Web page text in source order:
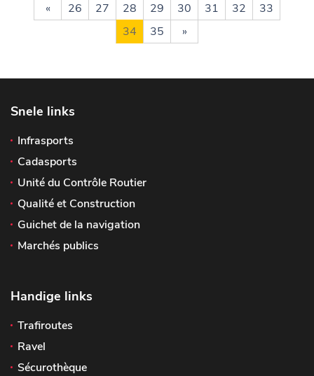
« 26 27 28 29 30 31 32
33
34
35 »
Snele links
Infrasports
Cadasports
Unité du Contrôle Routier
Qualité et Construction
Guichet de la navigation
Marchés publics
Handige links
Trafiroutes
Ravel
Sécurothèque